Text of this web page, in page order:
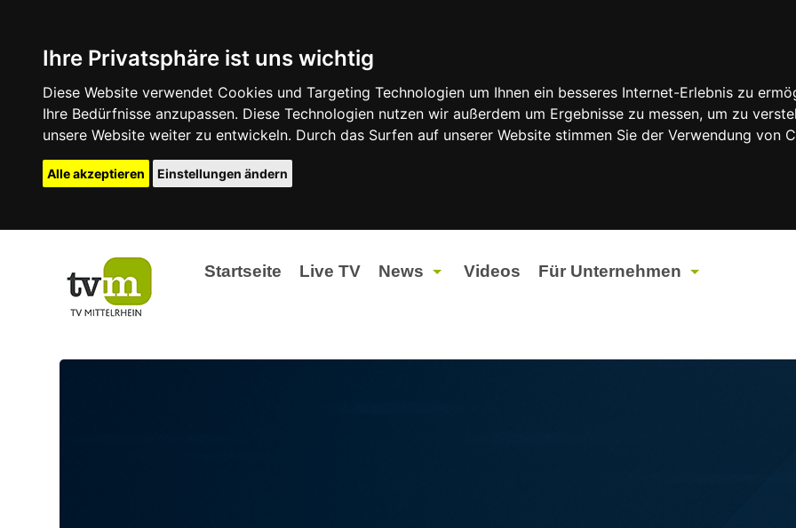
Ihre Privatsphäre ist uns wichtig
Diese Website verwendet Cookies und Targeting Technologien um Ihnen ein besseres Internet-Erlebnis zu
Ihre Bedürfnisse anzupassen. Diese Technologien nutzen wir außerdem um Ergebnisse zu messen, um zu
unsere Website weiter zu entwickeln. Durch das Surfen auf unserer Website stimmen Sie der Verwendung von
Alle akzeptieren Einstellungen ändern
Startseite Live TV News Videos Für Unternehmen